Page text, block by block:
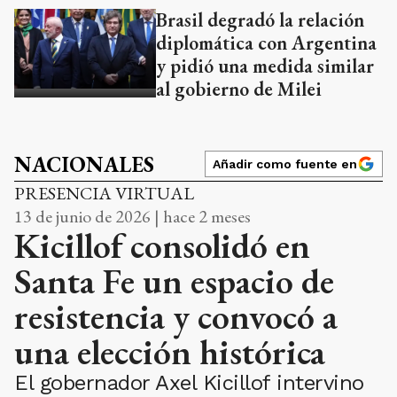
Brasil degradó la relación
diplomática con Argentina
y pidió una medida similar
al gobierno de Milei
NACIONALES Añadir como fuente en
PRESENCIA VIRTUAL
13 de junio de 2026 | hace 2 meses
Kicillof consolidó en
Santa Fe un espacio de
resistencia y convocó a
una elección histórica
El gobernador Axel Kicillof intervino